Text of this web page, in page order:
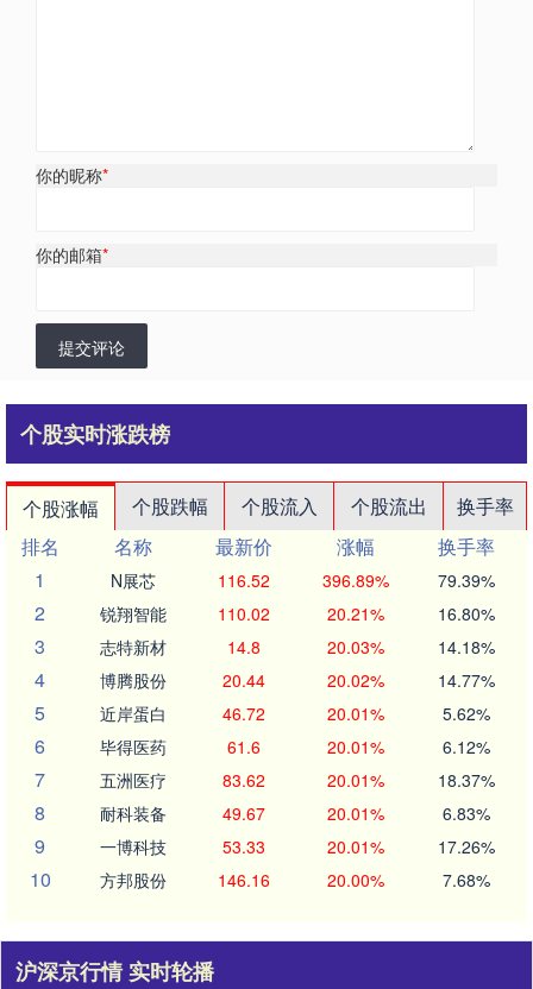
你的昵称*
你的邮箱*
提交评论
个股实时涨跌榜
个股涨幅 个股跌幅 个股流入 个股流出
换手率
排名
名称 最新价 涨幅
换手率
1
N展芯 116.52 396.89% 79.39%
2 锐翔智能 110.02 20.21% 16.80%
3 志特新材 14.8 20.03% 14.18%
4 博腾股份 20.44 20.02% 14.77%
5 近岸蛋白 46.72 20.01% 5.62%
6 毕得医药 61.6 20.01% 6.12%
7 五洲医疗 83.62 20.01% 18.37%
8 耐科装备 49.67 20.01% 6.83%
9 一博科技 53.33 20.01% 17.26%
10 方邦股份 146.16 20.00% 7.68%
沪深京行情 实时轮播